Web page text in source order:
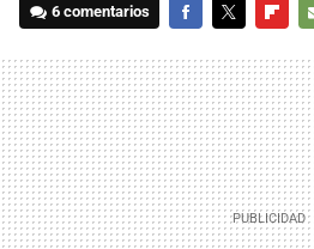
6 comentarios